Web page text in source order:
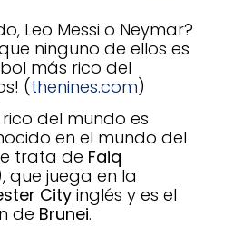
Leo Messi o Neymar?
ninguno de ellos es
más rico del
(thenines.com)
del mundo es
en el mundo del
trata de Faiq
que juega en la
Cityinglés y es el
de Brunei.